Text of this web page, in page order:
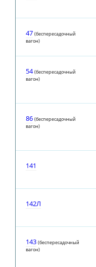
47 (беспересадочный
вагон)
54 (беспересадочный
вагон)
86 (беспересадочный
вагон)
141
142Л
143 (беспересадочный
вагон)